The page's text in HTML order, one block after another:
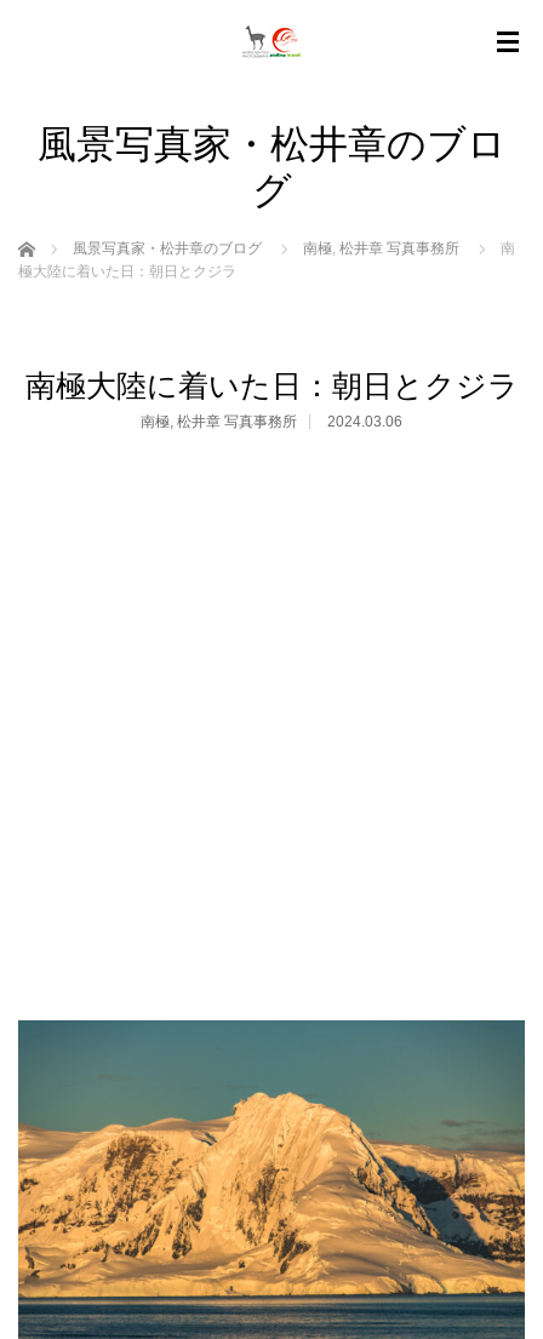
風景写真家・松井章のブロ
グ
ホーム 風景写真家・松井章のブログ 南極, 松井章 写真事務所
南
極大陸に着いた日：朝日とクジラ
南極大陸に着いた日：朝日とクジラ
南極, 松井章 写真事務所 2024.03.06